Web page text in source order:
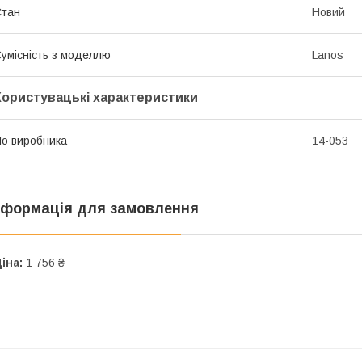
Новий
з моделлю Lanos
характеристики
виробника 14-053
для замовлення
1 756 ₴